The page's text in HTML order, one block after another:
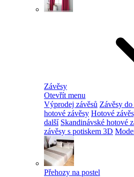
Závěsy
Otevřít menu
Výprodej závěsů Závěsy
hotové závěsy Hotové
další Skandinávské hotové
závěsy s potiskem 3D
Přehozy na postel